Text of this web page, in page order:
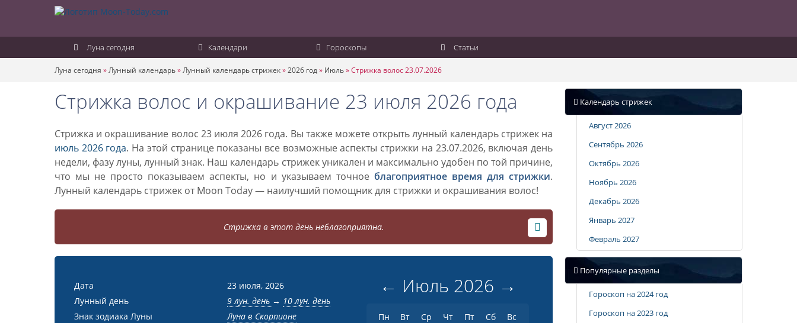
Луна сегодня Календари Гороскопы Статьи
Луна сегодня »Лунный календарь»Лунный календарь стрижек»2026 год» Июль»Стрижка волос 23.07.2026
Стрижка волос и окрашивание 23 июля 2026 года
Стрижка и окрашивание волос 23 июля 2026 года. Вы также можете открыть лунный календарь стрижек на
июль 2026 года. На этой странице показаны все возможные аспекты стрижки на 23.07.2026, включая день
недели, фазу луны, лунный знак. Наш календарь стрижек уникален и максимально удобен по той причине,
что мы не просто показываем аспекты, но и указываем точное благоприятное время для стрижки.
Лунный календарь стрижек от Moon Today — наилучший помощник для стрижки и окрашивания волос!
Стрижка в этот день неблагоприятна.
Дата
23 июля, 2026
Лунный день
9 лун. день → 10 лун. день
Знак зодиака Луны
Луна в Скорпионе
← Июль 2026 →
Пн Вт Ср Чт Пт Сб
Вс
Календарь стрижек
Август 2026
Сентябрь 2026
Октябрь 2026
Ноябрь 2026
Декабрь 2026
Январь 2027
Февраль 2027
Популярные разделы
Гороскоп на 2024 год
Гороскоп на 2023 год